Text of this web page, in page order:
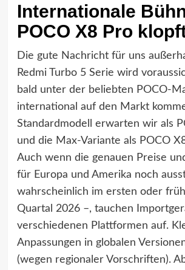
Internationale
POCO X8 Pro
Die gute Nachricht für uns
Redmi Turbo 5 Serie wird
bald unter der beliebten POCO-
international auf den Markt
Standardmodell erwarten wir als
und die Max-Variante als POCO
Auch wenn die genauen Preise
für Europa und Amerika noch
wahrscheinlich im ersten oder
Quartal 2026 –, tauchen
verschiedenen Plattformen auf.
Anpassungen in globalen
(wegen regionaler Vorschriften).